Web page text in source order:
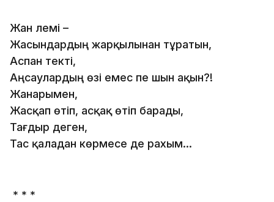
Жан әлемі –
Жасындардың жарқылынан тұратын,
Аспан текті,
Аңсаулардың өзі емес пе шын ақын?!
Жанарымен,
Жасқап өтіп, асқақ өтіп барады,
Тағдыр деген,
Тас қаладан көрмесе де рахым...
* * *